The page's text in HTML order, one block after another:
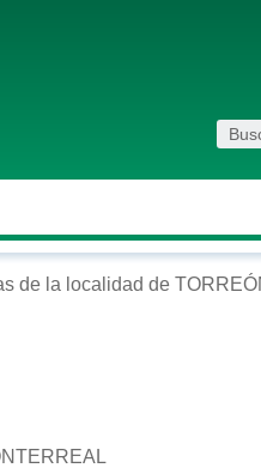
de la localidad de